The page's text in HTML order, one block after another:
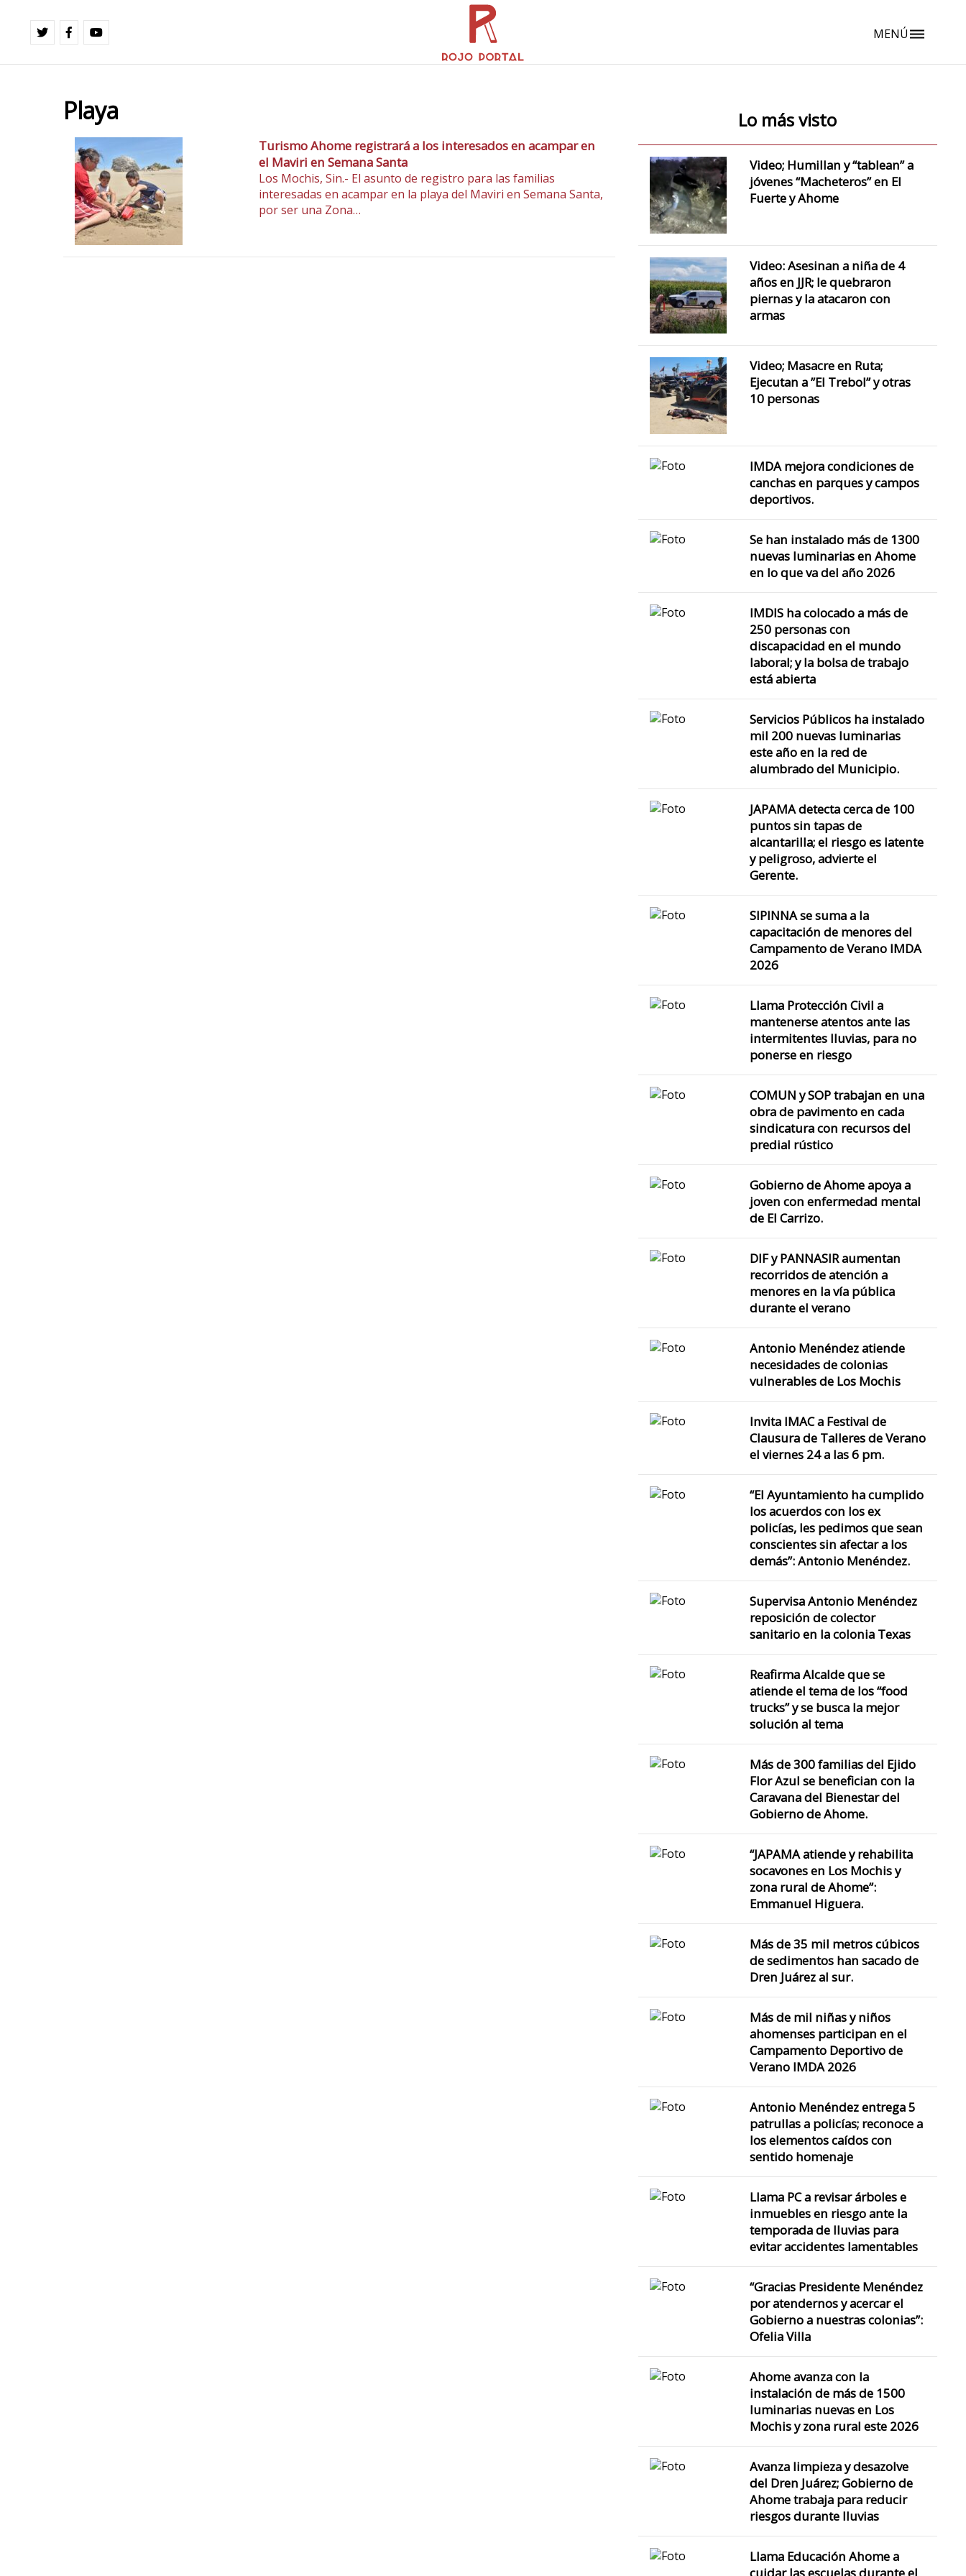
dehaze
MENÚ
Playa
Turismo Ahome registrará a los interesados en acampar en
el Maviri en Semana Santa
Los Mochis, Sin.- El asunto de registro para las familias
interesadas en acampar en la playa del Maviri en Semana Santa,
por ser una Zona…
Lo más visto
Video; Humillan y “tablean” a
jóvenes “Macheteros” en El
Fuerte y Ahome
Video: Asesinan a niña de 4
años en JJR; le quebraron
piernas y la atacaron con
armas
Video; Masacre en Ruta;
Ejecutan a ”El Trebol” y otras
10 personas
IMDA mejora condiciones de
canchas en parques y campos
deportivos.
Se han instalado más de 1300
nuevas luminarias en Ahome
en lo que va del año 2026
IMDIS ha colocado a más de
250 personas con
discapacidad en el mundo
laboral; y la bolsa de trabajo
está abierta
Servicios Públicos ha instalado
mil 200 nuevas luminarias
este año en la red de
alumbrado del Municipio.
JAPAMA detecta cerca de 100
puntos sin tapas de
alcantarilla; el riesgo es latente
y peligroso, advierte el
Gerente.
SIPINNA se suma a la
capacitación de menores del
Campamento de Verano IMDA
2026
Llama Protección Civil a
mantenerse atentos ante las
intermitentes lluvias, para no
ponerse en riesgo
COMUN y SOP trabajan en una
obra de pavimento en cada
sindicatura con recursos del
predial rústico
Gobierno de Ahome apoya a
joven con enfermedad mental
de El Carrizo.
DIF y PANNASIR aumentan
recorridos de atención a
menores en la vía pública
durante el verano
Antonio Menéndez atiende
necesidades de colonias
vulnerables de Los Mochis
Invita IMAC a Festival de
Clausura de Talleres de Verano
el viernes 24 a las 6 pm.
“El Ayuntamiento ha cumplido
los acuerdos con los ex
policías, les pedimos que sean
conscientes sin afectar a los
demás”: Antonio Menéndez.
Supervisa Antonio Menéndez
reposición de colector
sanitario en la colonia Texas
Reafirma Alcalde que se
atiende el tema de los “food
trucks” y se busca la mejor
solución al tema
Más de 300 familias del Ejido
Flor Azul se benefician con la
Caravana del Bienestar del
Gobierno de Ahome.
“JAPAMA atiende y rehabilita
socavones en Los Mochis y
zona rural de Ahome”:
Emmanuel Higuera.
Más de 35 mil metros cúbicos
de sedimentos han sacado de
Dren Juárez al sur.
Más de mil niñas y niños
ahomenses participan en el
Campamento Deportivo de
Verano IMDA 2026
Antonio Menéndez entrega 5
patrullas a policías; reconoce a
los elementos caídos con
sentido homenaje
Llama PC a revisar árboles e
inmuebles en riesgo ante la
temporada de lluvias para
evitar accidentes lamentables
“Gracias Presidente Menéndez
por atendernos y acercar el
Gobierno a nuestras colonias”:
Ofelia Villa
Ahome avanza con la
instalación de más de 1500
luminarias nuevas en Los
Mochis y zona rural este 2026
Avanza limpieza y desazolve
del Dren Juárez; Gobierno de
Ahome trabaja para reducir
riesgos durante lluvias
Llama Educación Ahome a
cuidar las escuelas durante el